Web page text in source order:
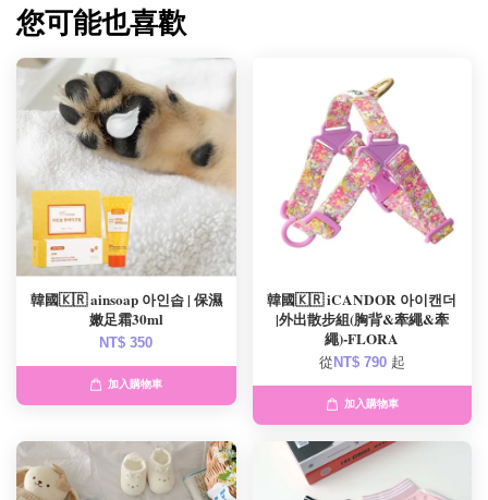
您可能也喜歡
韓國🇰🇷 ainsoap 아인솝 | 保濕
嫩足霜30ml
NT$ 350
加入購物車
韓國🇰🇷 iCANDOR 아이캔더
|外出散步組(胸背&牽繩&牽
繩)-FLORA
從 NT$ 790 起
加入購物車